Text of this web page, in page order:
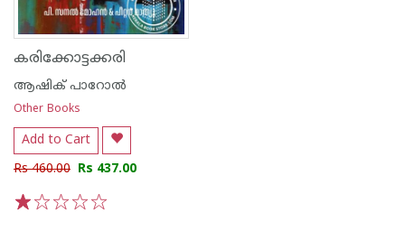
കരിക്കോട്ടക്കരി
ആഷിക് പാറോൽ
Other Books
Add to Cart
Rs 460.00 Rs 437.00